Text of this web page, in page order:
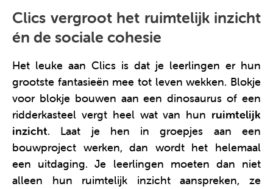
Clics vergroot het ruimtelijk inzicht
én de sociale cohesie
Het leuke aan Clics is dat je leerlingen er hun
grootste fantasieën mee tot leven wekken. Blokje
voor blokje bouwen aan een dinosaurus of een
ridderkasteel vergt heel wat van hun ruimtelijk
inzicht. Laat je hen in groepjes aan een
bouwproject werken, dan wordt het helemaal
een uitdaging. Je leerlingen moeten dan niet
alleen hun ruimtelijk inzicht aanspreken, ze